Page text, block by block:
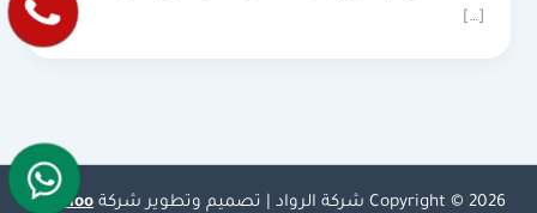
[…]
Copyright © 2026 شركة الرواد | تصميم وتطوير شركة Olymoo